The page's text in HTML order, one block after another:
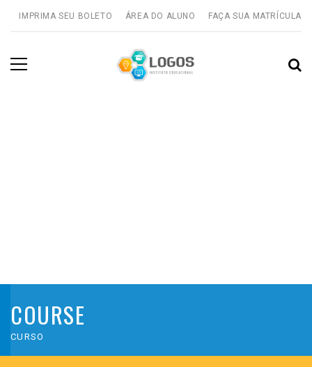
IMPRIMA SEU BOLETO ÁREA DO ALUNO FAÇA SUA MATRÍCULA
COURSE
CURSO